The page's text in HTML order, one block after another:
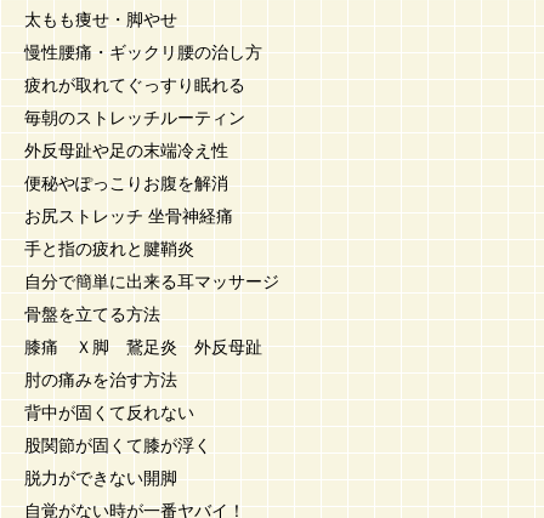
太もも痩せ・脚やせ
慢性腰痛・ギックリ腰の治し方
疲れが取れてぐっすり眠れる
毎朝のストレッチルーティン
外反母趾や足の末端冷え性
便秘やぽっこりお腹を解消
お尻ストレッチ 坐骨神経痛
手と指の疲れと腱鞘炎
自分で簡単に出来る耳マッサージ
骨盤を立てる方法
膝痛 Ｘ脚 鵞足炎 外反母趾
肘の痛みを治す方法
背中が固くて反れない
股関節が固くて膝が浮く
脱力ができない開脚
自覚がない時が一番ヤバイ！